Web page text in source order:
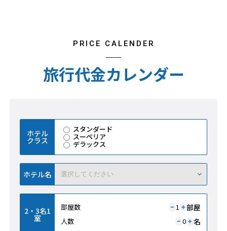
PRICE CALENDER
旅行代金カレンダー
ホテル
クラス
スタンダード
スーペリア
デラックス
ホテル名
2・3名1
室
部屋数 − 1 ＋部屋
人数 − 0 ＋ 名